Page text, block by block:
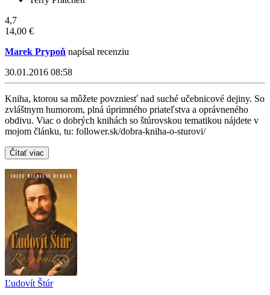
4,7
14,00 €
Marek Prypoň napísal recenziu
30.01.2016 08:58
Kniha, ktorou sa môžete povzniesť nad suché učebnicové dejiny. So
zvláštnym humorom, plná úprimného priateľstva a oprávneného
obdivu. Viac o dobrých knihách so štúrovskou tematikou nájdete v
mojom článku, tu: follower.sk/dobra-kniha-o-sturovi/
Čítať viac
Ľudovít Štúr